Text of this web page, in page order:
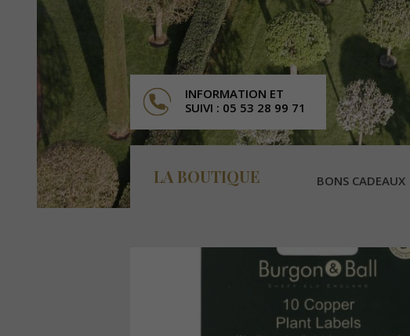
INFORMATION ET
SUIVI : 05 53 28 99 71
LA BOUTIQUE BONS CADEAUX